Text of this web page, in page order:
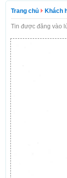
Trang chủ Khách
Tin được đăng vào